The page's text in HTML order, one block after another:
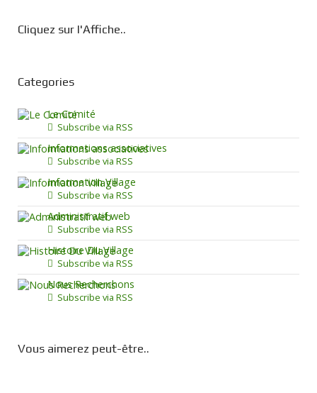
Cliquez sur l'Affiche..
Categories
Le Comité
Subscribe via RSS
Informations associatives
Subscribe via RSS
Information Village
Subscribe via RSS
Administratif web
Subscribe via RSS
Histoire Du Village
Subscribe via RSS
Nous Recherchons
Subscribe via RSS
Vous aimerez peut-être..